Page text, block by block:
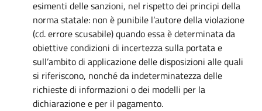
esimenti delle sanzioni, nel rispetto dei principi della
norma statale: non è punibile l’autore della violazione
(cd. errore scusabile) quando essa è determinata da
obiettive condizioni di incertezza sulla portata e
sull’ambito di applicazione delle disposizioni alle quali
si riferiscono, nonché da indeterminatezza delle
richieste di informazioni o dei modelli per la
dichiarazione e per il pagamento.